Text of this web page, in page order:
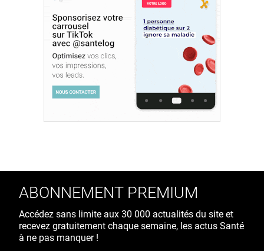
ABONNEMENT PREMIUM
Accédez sans limite aux 30 000 actualités du site et
recevez gratuitement chaque semaine, les actus Santé
à ne pas manquer !